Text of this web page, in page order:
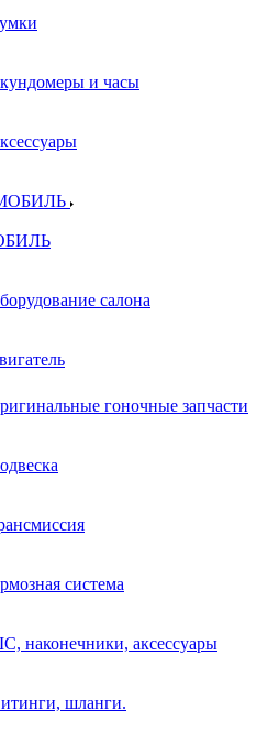
и часы
салона
гоночные запчасти
система
наконечники, аксессуары
шланги.